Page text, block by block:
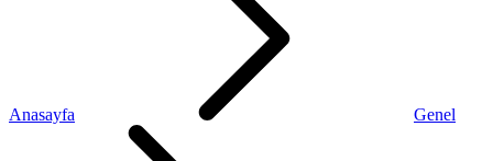
Anasayfa Genel